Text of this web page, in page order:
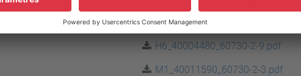
H5_40042197_60730-2-9.pdf
H6_40004480_60730-2-9.pdf
M1_40011590_60730-2-3.pdf